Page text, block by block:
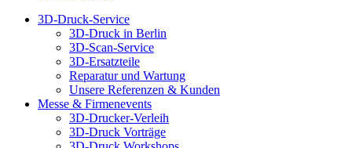
3D-Druck-Service
3D-Druck in Berlin
3D-Scan-Service
3D-Ersatzteile
Reparatur und Wartung
Unsere Referenzen & Kunden
Messe & Firmenevents
3D-Drucker-Verleih
3D-Druck Vorträge